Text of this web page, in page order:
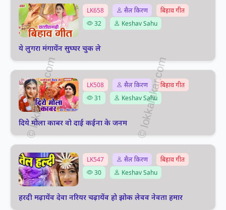
LK658 सैल किरण
बिहाव गीत
32
Keshav Sahu
ये लुगरा मंगायेंन सुघ्घर चुक ले
LK508 सैल किरण
बिहाव गीत
31
Keshav Sahu
दिये मोला काबर वो दाई कईना के जनम
LK547 सैल किरण
बिहाव गीत
30
Keshav Sahu
हरदी मढ़ायेंव देवा नरियर चढ़ायेंव हो झोक लेवव नेवता हमार